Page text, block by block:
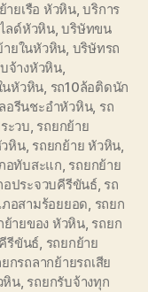
ายเรือ หัวหิน,บริการ
ลด์หัวหิน,บริษัทขน
ยในหัวหิน, บริษัทรถ
จ้างหัวหิน,
นหัวหิน, รถ10ล้อติดนัก
อรีนชะอำหัวหิน, รถ
ะวบ, รถยกย้าย
วหิน, รถยกย้าย หัวหิน,
อทับสะแก, รถยกย้าย
อประจวบคีรีขันธ์, รถ
ภอสามร้อยยอด, รถยก
ย้ายของ หัวหิน, รถยก
รีขันธ์, รถยกย้าย
กรถลากย้ายรถเสีย
หิน, รถยกรับจ้างทุก